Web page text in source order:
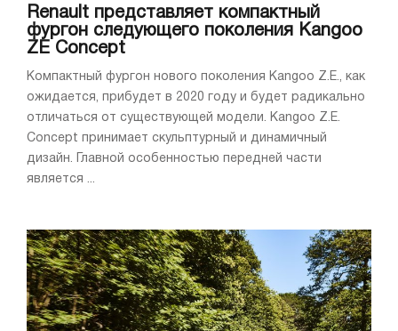
Renault представляет компактный
фургон следующего поколения Kangoo
ZE Concept
Компактный фургон нового поколения Kangoo Z.E., как
ожидается, прибудет в 2020 году и будет радикально
отличаться от существующей модели. Kangoo Z.E.
Concept принимает скульптурный и динамичный
дизайн. Главной особенностью передней части
является ...